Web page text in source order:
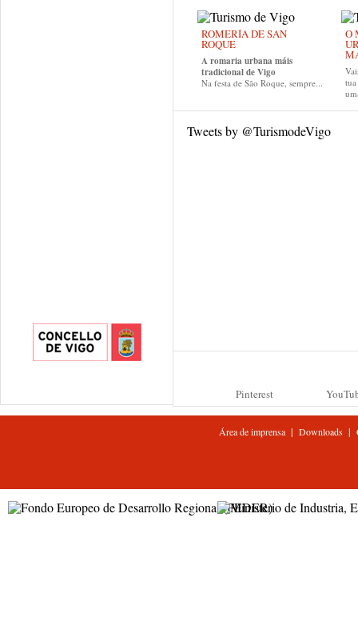
ROMERÍA DE SAN
ROQUE
A romaria urbana máis
tradicional de Vigo
Na festa de São Roque, sempre...
O
Tweets by @TurismodeVigo
Pinterest
Área de imprensa| Downloads|